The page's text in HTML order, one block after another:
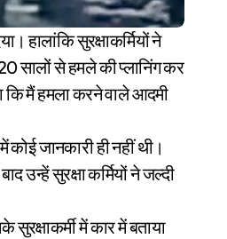
सालों से हमले की प्लानिंग कर
कि मैं हमला करने वाले आदमी
जानकारी ही नहीं थी।
सुरक्षा कर्मियों ने जल्दी
में कार में बताया